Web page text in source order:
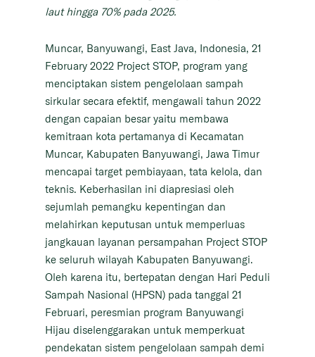
laut hingga 70% pada 2025.
Muncar, Banyuwangi, East Java, Indonesia, 21
February 2022 Project STOP, program yang
menciptakan sistem pengelolaan sampah
sirkular secara efektif, mengawali tahun 2022
dengan capaian besar yaitu membawa
kemitraan kota pertamanya di Kecamatan
Muncar, Kabupaten Banyuwangi, Jawa Timur
mencapai target pembiayaan, tata kelola, dan
teknis. Keberhasilan ini diapresiasi oleh
sejumlah pemangku kepentingan dan
melahirkan keputusan untuk memperluas
jangkauan layanan persampahan Project STOP
ke seluruh wilayah Kabupaten Banyuwangi.
Oleh karena itu, bertepatan dengan Hari Peduli
Sampah Nasional (HPSN) pada tanggal 21
Februari, peresmian program Banyuwangi
Hijau diselenggarakan untuk memperkuat
pendekatan sistem pengelolaan sampah demi